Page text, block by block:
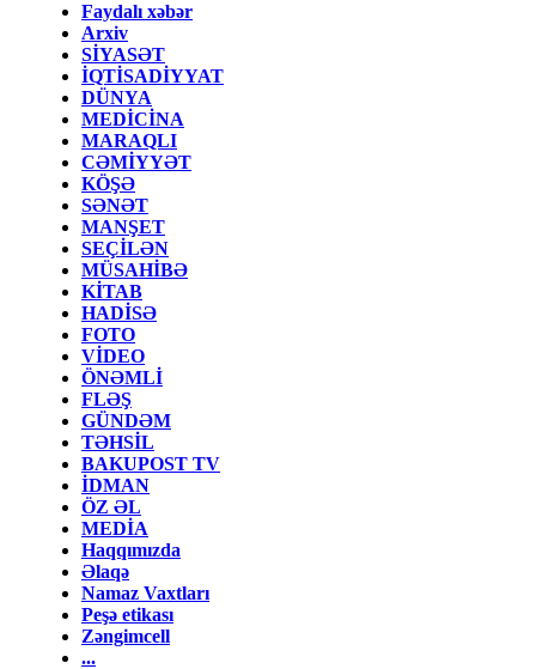
Faydalı xəbər
Arxiv
SİYASƏT
İQTİSADİYYAT
DÜNYA
MEDİCİNA
MARAQLI
CƏMİYYƏT
KÖŞƏ
SƏNƏT
MANŞET
SEÇİLƏN
MÜSAHİBƏ
KİTAB
HADİSƏ
FOTO
VİDEO
ÖNƏMLİ
FLƏŞ
GÜNDƏM
TƏHSİL
BAKUPOST TV
İDMAN
ÖZ ƏL
MEDİA
Haqqımızda
Əlaqə
Namaz Vaxtları
Peşə etikası
Zəngimcell
...